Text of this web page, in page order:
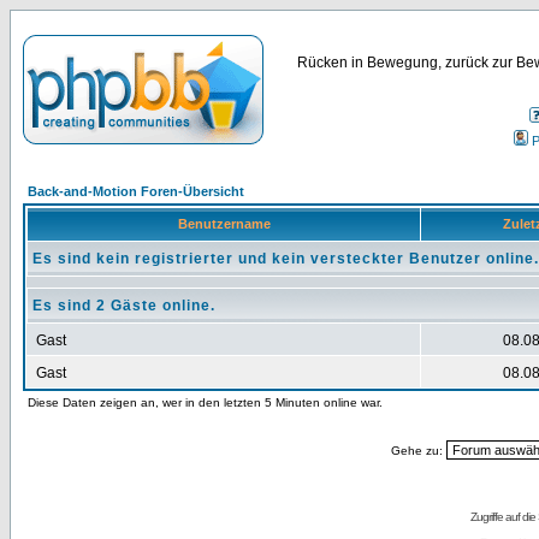
Rücken in Bewegung, zurück zur
Back-and-Motion Foren-Übersicht
Benutzername
Es sind kein registrierter und kein versteckter Benutzer online.
Es sind 2 Gäste online.
Gast
Gast
Diese Daten zeigen an, wer in den letzten 5 Minuten online war.
Gehe zu:
Zugriffe auf